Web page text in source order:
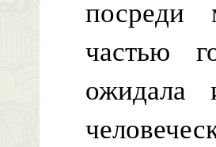
посреди
частью